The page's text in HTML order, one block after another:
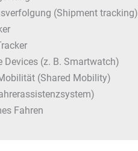
(Shipment tracking)
Devices (z. B. Smartwatch)
(Shared Mobility)
)
Fahren